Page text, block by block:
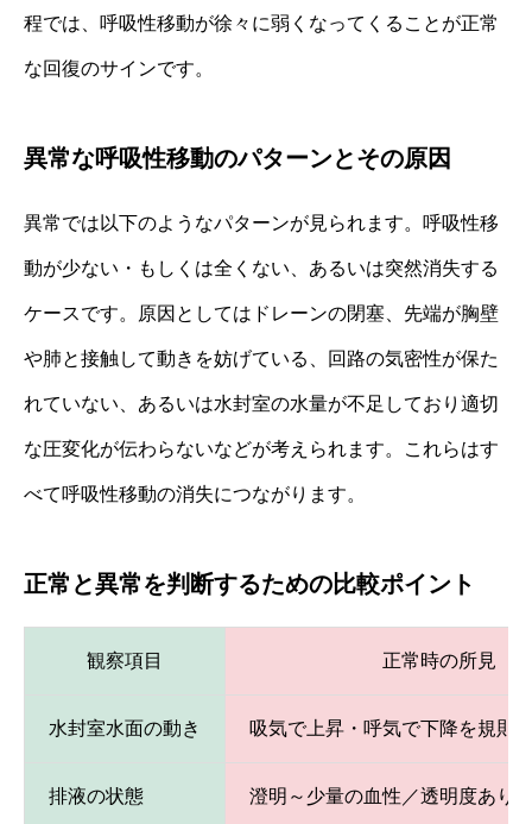
程では、呼吸性移動が徐々に弱くなってくることが正常
な回復のサインです。
異常な呼吸性移動のパターンとその原因
異常では以下のようなパターンが見られます。呼吸性移
動が少ない・もしくは全くない、あるいは突然消失する
ケースです。原因としてはドレーンの閉塞、先端が胸壁
や肺と接触して動きを妨げている、回路の気密性が保た
れていない、あるいは水封室の水量が不足しており適切
な圧変化が伝わらないなどが考えられます。これらはす
べて呼吸性移動の消失につながります。
正常と異常を判断するための比較ポイント
観察項目 正常時の所見
水封室水面の動き 吸気で上昇・呼気で下降を規則
排液の状態 澄明～少量の血性／透明度あり